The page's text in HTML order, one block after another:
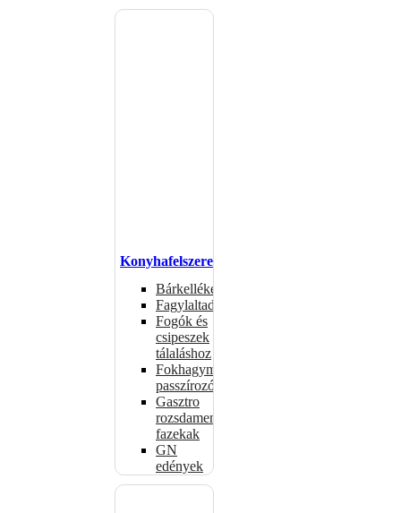
Konyhafelszerelés
Bárkellékek
Fagylaltadagolók
Fogók és
csipeszek
tálaláshoz
Fokhagymaprések,
passzírozók
Gasztro
rozsdamentes
fazekak
GN
edények